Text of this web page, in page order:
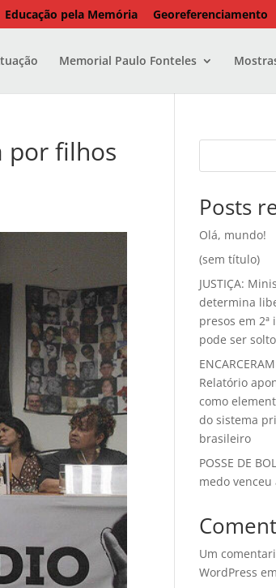
Educação pela Memória Georeferenciamento
Memorial Paulo Fonteles
por filhos
Posts
Olá, mundo!
(sem título)
JUSTIÇA:
determina
presos em 2ª
pode ser solto
Relatório
como
do sistema
brasileiro
POSSE DE
medo venceu
Um
WordPress em